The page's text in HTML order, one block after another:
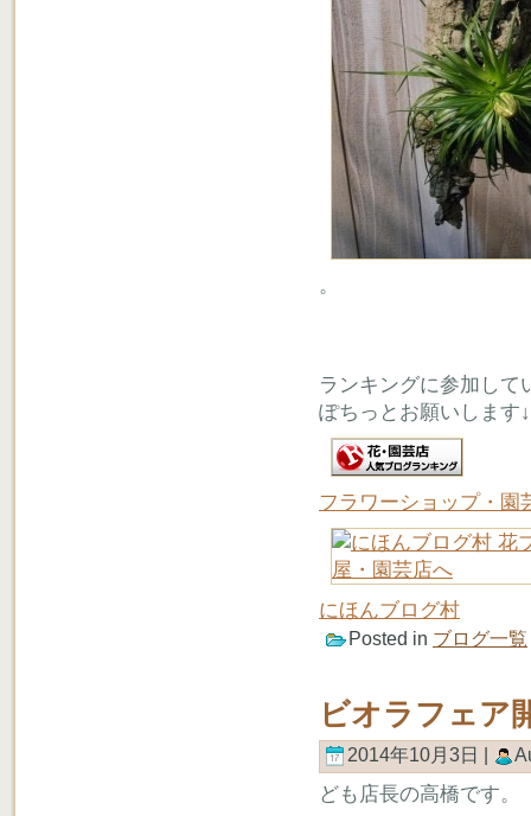
。
ランキングに参加して
ぽちっとお願いします↓
フラワーショップ・園
にほんブログ村
Posted in ブログ一覧
ビオラフェア
2014年10月3日 |
ども店長の高橋です。